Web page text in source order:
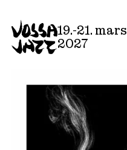
19.-21. mars
2027